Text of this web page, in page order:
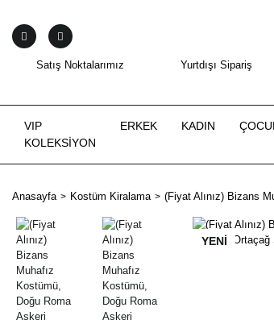
Satış Noktalarımız Yurtdışı Sipariş
VIP
KOLEKSİYON
ERKEK KADIN
Anasayfa Kostüm Kiralama (Fiyat Alınız) Bizans
YENİ